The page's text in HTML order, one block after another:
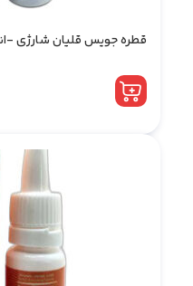
قطره جویس قلیان شارژی -